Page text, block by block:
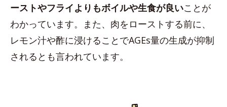
ーストやフライよりもボイルや生食が良いことが
わかっています。また、肉をローストする前に、
レモン汁や酢に浸けることでAGEs量の生成が抑制
されるとも言われています。